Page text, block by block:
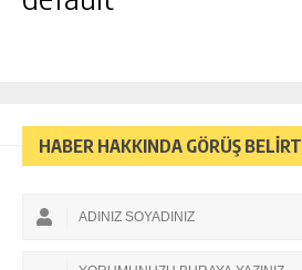
HABER HAKKINDA GÖRÜŞ BELİRT